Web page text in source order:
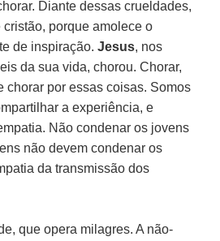
Diante dessas crueldades,
porque amolece o
de inspiração.Jesus, nos
da sua vida, chorou. Chorar,
chorar por essas coisas. Somos
a experiência, e
Não condenar os jovens
não devem condenar os
da transmissão dos
que opera milagres. A não-